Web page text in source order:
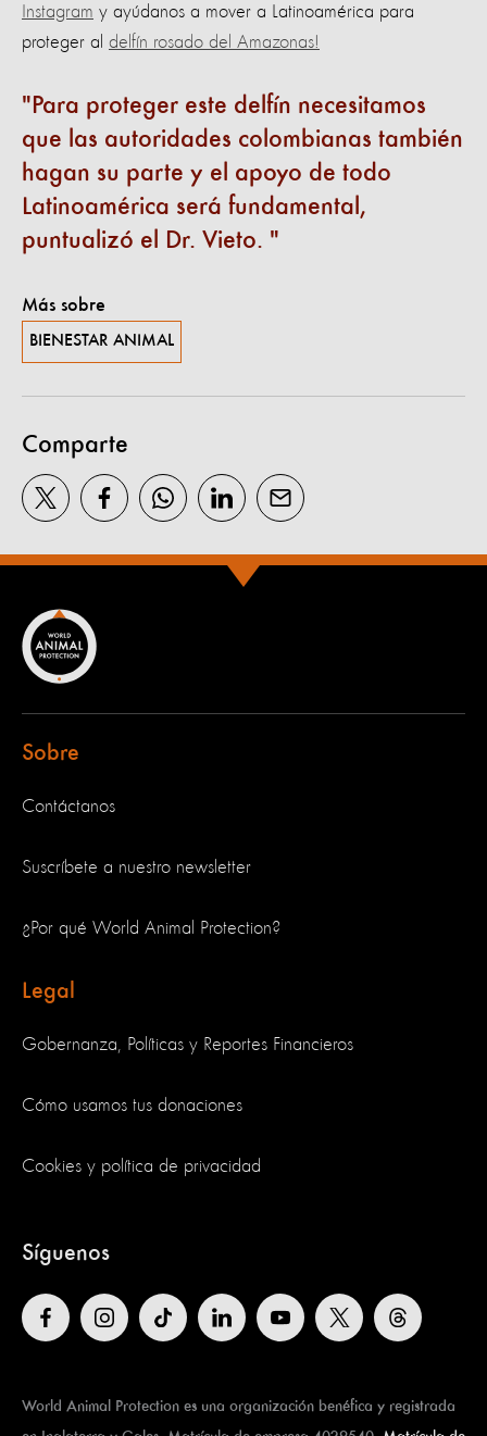
Instagram y ayúdanos a mover a Latinoamérica para
proteger al delfín rosado del Amazonas!
Para proteger este delfín necesitamos
que las autoridades colombianas también
hagan su parte y el apoyo de todo
Latinoamérica será fundamental,
puntualizó el Dr. Vieto.
Más sobre
BIENESTAR ANIMAL
Comparte
Sobre
Contáctanos
Suscríbete a nuestro newsletter
¿Por qué World Animal Protection?
Legal
Gobernanza, Políticas y Reportes Financieros
Cómo usamos tus donaciones
Cookies y política de privacidad
Síguenos
World Animal Protection es una organización benéfica y registrada